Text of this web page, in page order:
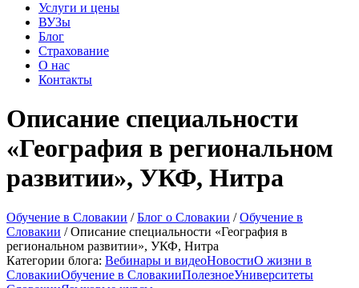
Услуги и цены
ВУЗы
Блог
Страхование
О нас
Контакты
Описание специальности
«География в региональном
развитии», УКФ, Нитра
Обучение в Словакии /Блог о Словакии /Обучение в
Словакии /Описание специальности «География в
региональном развитии», УКФ, Нитра
Категории блога: Вебинары и видеоНовостиО жизни в
СловакииОбучение в СловакииПолезноеУниверситеты